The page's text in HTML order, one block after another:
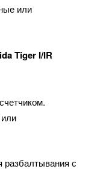
или
Tiger I/IR
разбалтывания с